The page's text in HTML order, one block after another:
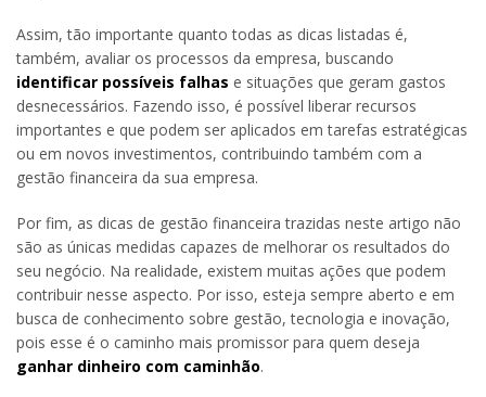
Assim, tão importante quanto todas as dicas listadas é,
também, avaliar os processos da empresa, buscando
identificar possíveis falhas e situações que geram gastos
desnecessários. Fazendo isso, é possível liberar recursos
importantes e que podem ser aplicados em tarefas estratégicas
ou em novos investimentos, contribuindo também com a
gestão financeira da sua empresa.
Por fim, as dicas de gestão financeira trazidas neste artigo não
são as únicas medidas capazes de melhorar os resultados do
seu negócio. Na realidade, existem muitas ações que podem
contribuir nesse aspecto. Por isso, esteja sempre aberto e em
busca de conhecimento sobre gestão, tecnologia e inovação,
pois esse é o caminho mais promissor para quem deseja
ganhar dinheiro com caminhão.